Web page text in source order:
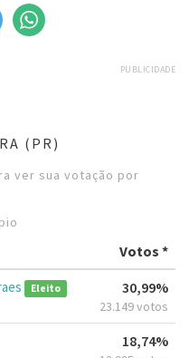
PUBLICIDADE
(PR)
ver sua votação por
Votos *
Eleito 30,99%
23.149 votos
18,74%